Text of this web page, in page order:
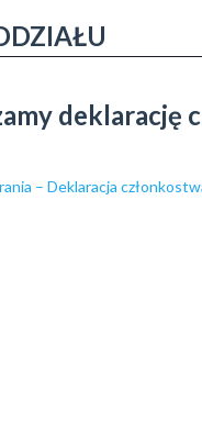
deklarację
– Deklaracja